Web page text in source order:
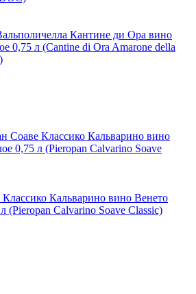
Кантине ди Ора вино
0,75 л (Cantine di Ora Amarone della
Кальварино вино Венето
(Pieropan Calvarino Soave Classic)